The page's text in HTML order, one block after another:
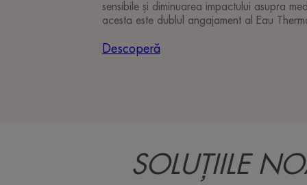
sensibile și diminuarea impactului asupra
acesta este dublul angajament al Eau
Descoperă
SOLUȚIILE